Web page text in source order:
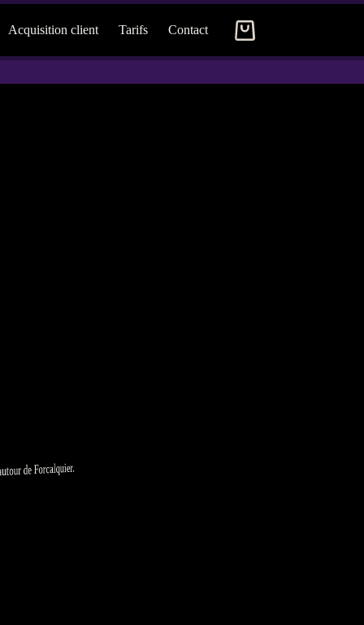
Acquisition client Tarifs Contact
Panier
de Forcalquier.